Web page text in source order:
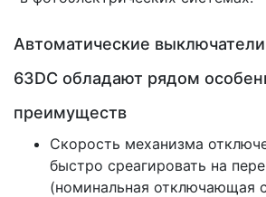
Автоматические
63DC обладают рядом
преимуществ
Скорость механизма
быстро среагировать на
(номинальная отключающая